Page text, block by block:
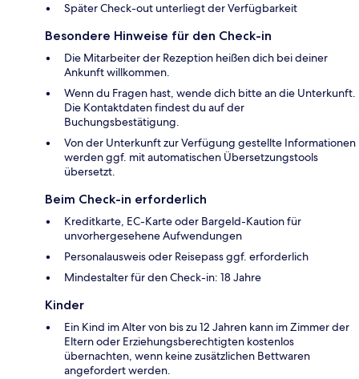
Später Check-out unterliegt der Verfügbarkeit
Besondere Hinweise für den Check-in
Die Mitarbeiter der Rezeption heißen dich bei deiner
Ankunft willkommen.
Wenn du Fragen hast, wende dich bitte an die Unterkunft.
Die Kontaktdaten findest du auf der
Buchungsbestätigung.
Von der Unterkunft zur Verfügung gestellte Informationen
werden ggf. mit automatischen Übersetzungstools
übersetzt.
Beim Check-in erforderlich
Kreditkarte, EC-Karte oder Bargeld-Kaution für
unvorhergesehene Aufwendungen
Personalausweis oder Reisepass ggf. erforderlich
Mindestalter für den Check-in: 18 Jahre
Kinder
Ein Kind im Alter von bis zu 12 Jahren kann im Zimmer der
Eltern oder Erziehungsberechtigten kostenlos
übernachten, wenn keine zusätzlichen Bettwaren
angefordert werden.